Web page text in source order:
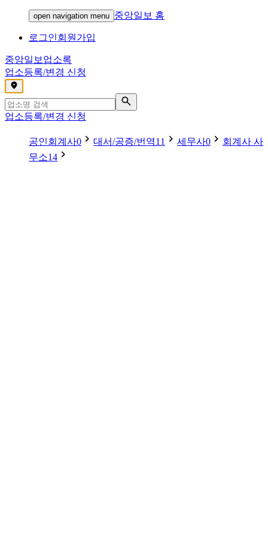
open navigation menu 중앙일보 홈
로그인회원가입
중앙일보 업소록
업소등록/변경 신청
,
업소등록/변경 신청
공인회계사0 대서/공증/번역11 세무사0
회계사 사
무소14